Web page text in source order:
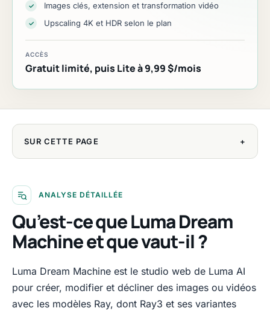
✓ Images clés, extension et transformation vidéo
✓ Upscaling 4K et HDR selon le plan
ACCÈS
Gratuit limité, puis Lite à 9,99 $/mois
SUR CETTE PAGE +
ANALYSE DÉTAILLÉE
Qu’est-ce que Luma Dream
Machine et que vaut-il ?
Luma Dream Machine est le studio web de Luma AI
pour créer, modifier et décliner des images ou vidéos
avec les modèles Ray, dont Ray3 et ses variantes